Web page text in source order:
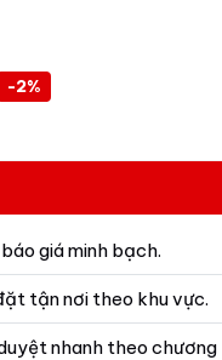
-2%
giá minh bạch.
tận nơi theo khu vực.
nhanh theo chương